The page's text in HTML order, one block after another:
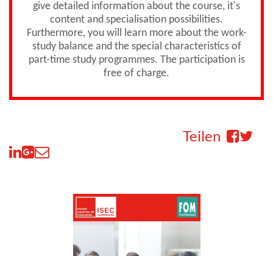
give detailed information about the course, it's
content and specialisation possibilities.
Furthermore, you will learn more about the work-
study balance and the special characteristics of
part-time study programmes. The participation is
free of charge.
Teilen